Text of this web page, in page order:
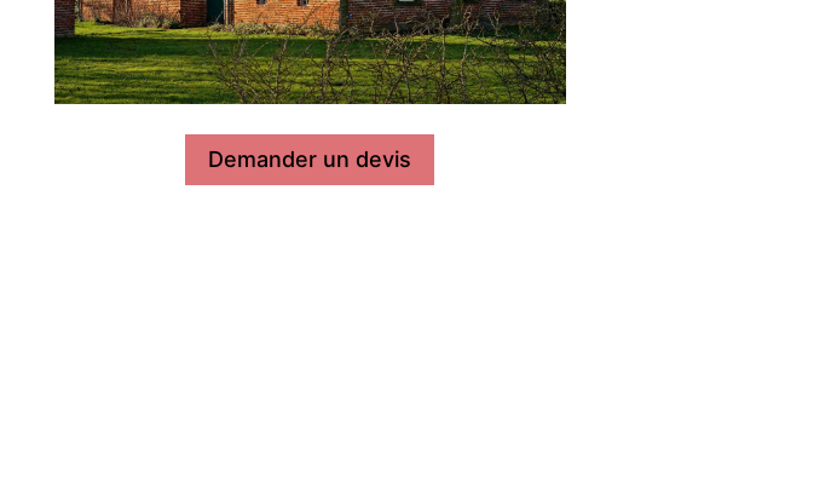
Demander un devis